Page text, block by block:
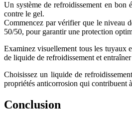
Un système de refroidissement en bon
contre le gel.
Commencez par vérifier que le niveau
50/50, pour garantir une protection
Examinez visuellement tous les tuyaux
de liquide de refroidissement et
Choisissez un liquide de
propriétés anticorrosion qui contribuent
Conclusion